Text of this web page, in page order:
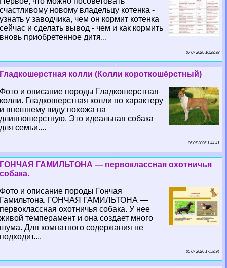
счастливому новому владельцу котенка -
узнать у заводчика, чем он кормит котенка
сейчас и сделать вывод - чем и как кормить
вновь приобретенное дитя...
07 07 2026 10:28:38
Гладкошерстная колли (Колли короткошёрстный)
Фото и описание породы Гладкошерстная
колли. Гладкошерстная колли по хаpaктеру
и внешнему виду похожа на
длинношерстную. Это идеальная собака
для семьи....
06 07 2026 1:44:41
ГОНЧАЯ ГАМИЛЬТОНА — первоклассная охотничья
собака.
Фото и описание породы Гончая
Гамильтона. ГОНЧАЯ ГАМИЛЬТОНА —
первоклассная охотничья собака. У нее
живой темперамент и она создает много
шума. Для комнатного содержания не
подходит....
05 07 2026 17:58:34